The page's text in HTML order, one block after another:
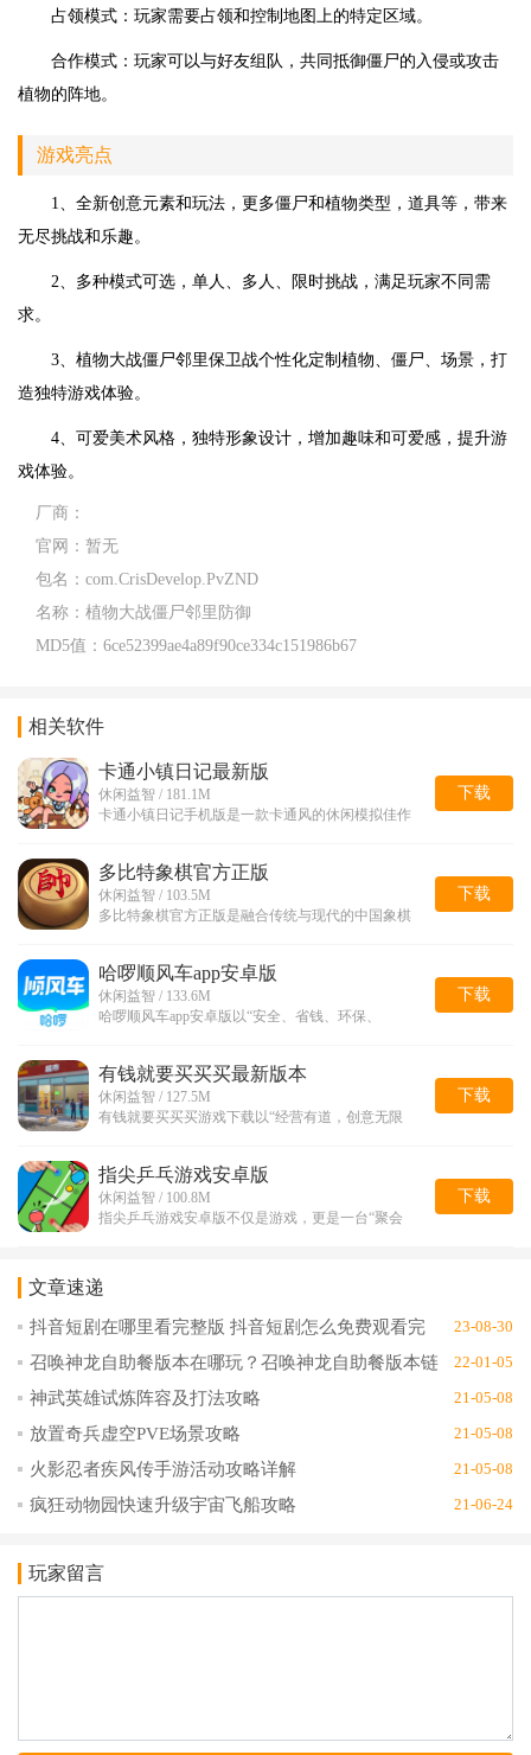
占领模式：玩家需要占领和控制地图上的特定区域。
合作模式：玩家可以与好友组队，共同抵御僵尸的入侵或攻击
植物的阵地。
游戏亮点
1、全新创意元素和玩法，更多僵尸和植物类型，道具等，带来
无尽挑战和乐趣。
2、多种模式可选，单人、多人、限时挑战，满足玩家不同需
求。
3、植物大战僵尸邻里保卫战个性化定制植物、僵尸、场景，打
造独特游戏体验。
4、可爱美术风格，独特形象设计，增加趣味和可爱感，提升游
戏体验。
厂商：
官网： 暂无
包名： com.CrisDevelop.PvZND
名称： 植物大战僵尸邻里防御
MD5值： 6ce52399ae4a89f90ce334c151986b67
相关软件
卡通小镇日记最新版
休闲益智 / 181.1M
卡通小镇日记手机版是一款卡通风的休闲模拟佳作
下载
多比特象棋官方正版
休闲益智 / 103.5M
多比特象棋官方正版是融合传统与现代的中国象棋
下载
哈啰顺风车app安卓版
休闲益智 / 133.6M
哈啰顺风车app安卓版以“安全、省钱、环保、
下载
有钱就要买买买最新版本
休闲益智 / 127.5M
有钱就要买买买游戏下载以“经营有道，创意无限
下载
指尖乒乓游戏安卓版
休闲益智 / 100.8M
指尖乒乓游戏安卓版不仅是游戏，更是一台“聚会
下载
文章速递
抖音短剧在哪里看完整版 抖音短剧怎么免费观看完
23-08-30
召唤神龙自助餐版本在哪玩？召唤神龙自助餐版本链
22-01-05
神武英雄试炼阵容及打法攻略 21-05-08
放置奇兵虚空PVE场景攻略 21-05-08
火影忍者疾风传手游活动攻略详解 21-05-08
疯狂动物园快速升级宇宙飞船攻略 21-06-24
玩家留言